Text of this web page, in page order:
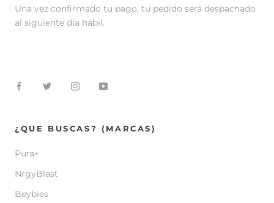
Una vez confirmado tu pago, tu pedido será despachado
al siguiente día hábil.
¿QUE BUSCAS? (MARCAS)
Pura+
NrgyBlast
Beybies